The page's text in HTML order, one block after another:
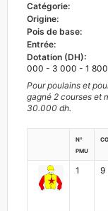
Catégorie:
Origine:
Pois de base:
Entrée:
Dotation (DH):
000 - 3 000 - 1
Pour poulains et
gagné 2 courses et
30.000 dh.
N°
PMU
1 9